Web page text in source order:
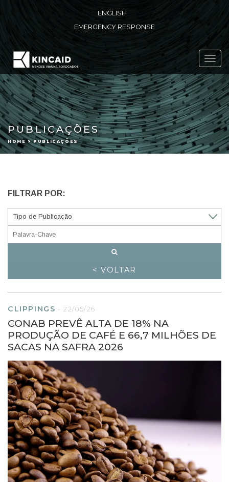
ENGLISH
EMERGENCY RESPONSE
PUBLICAÇÕES
HOME > PUBLICAÇÕES
FILTRAR POR:
< VOLTAR
CLIPPINGS - 22/05/26
CONAB PREVÊ ALTA DE 18% NA
PRODUÇÃO DE CAFÉ E 66,7 MILHÕES DE
SACAS NA SAFRA 2026